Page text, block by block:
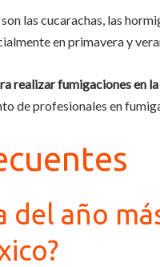
las cucarachas, las
en primavera y
realizar fumigaciones en
de profesionales en
del año